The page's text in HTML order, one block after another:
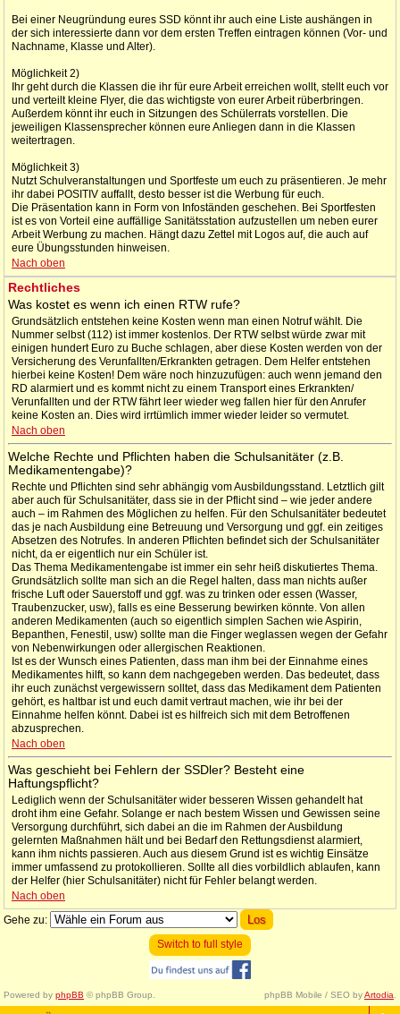
Bei einer Neugründung eures SSD könnt ihr auch eine Liste aushängen in
der sich interessierte dann vor dem ersten Treffen eintragen können (Vor- und
Nachname, Klasse und Alter).
Möglichkeit 2)
Ihr geht durch die Klassen die ihr für eure Arbeit erreichen wollt, stellt euch vor
und verteilt kleine Flyer, die das wichtigste von eurer Arbeit rüberbringen.
Außerdem könnt ihr euch in Sitzungen des Schülerrats vorstellen. Die
jeweiligen Klassensprecher können eure Anliegen dann in die Klassen
weitertragen.
Möglichkeit 3)
Nutzt Schulveranstaltungen und Sportfeste um euch zu präsentieren. Je mehr
ihr dabei POSITIV auffallt, desto besser ist die Werbung für euch.
Die Präsentation kann in Form von Infoständen geschehen. Bei Sportfesten
ist es von Vorteil eine auffällige Sanitätsstation aufzustellen um neben eurer
Arbeit Werbung zu machen. Hängt dazu Zettel mit Logos auf, die auch auf
eure Übungsstunden hinweisen.
Nach oben
Rechtliches
Was kostet es wenn ich einen RTW rufe?
Grundsätzlich entstehen keine Kosten wenn man einen Notruf wählt. Die
Nummer selbst (112) ist immer kostenlos. Der RTW selbst würde zwar mit
einigen hundert Euro zu Buche schlagen, aber diese Kosten werden von der
Versicherung des Verunfallten/Erkrankten getragen. Dem Helfer entstehen
hierbei keine Kosten! Dem wäre noch hinzuzufügen: auch wenn jemand den
RD alarmiert und es kommt nicht zu einem Transport eines Erkrankten/
Verunfallten und der RTW fährt leer wieder weg fallen hier für den Anrufer
keine Kosten an. Dies wird irrtümlich immer wieder leider so vermutet.
Nach oben
Welche Rechte und Pflichten haben die Schulsanitäter (z.B.
Medikamentengabe)?
Rechte und Pflichten sind sehr abhängig vom Ausbildungsstand. Letztlich gilt
aber auch für Schulsanitäter, dass sie in der Pflicht sind – wie jeder andere
auch – im Rahmen des Möglichen zu helfen. Für den Schulsanitäter bedeutet
das je nach Ausbildung eine Betreuung und Versorgung und ggf. ein zeitiges
Absetzen des Notrufes. In anderen Pflichten befindet sich der Schulsanitäter
nicht, da er eigentlich nur ein Schüler ist.
Das Thema Medikamentengabe ist immer ein sehr heiß diskutiertes Thema.
Grundsätzlich sollte man sich an die Regel halten, dass man nichts außer
frische Luft oder Sauerstoff und ggf. was zu trinken oder essen (Wasser,
Traubenzucker, usw), falls es eine Besserung bewirken könnte. Von allen
anderen Medikamenten (auch so eigentlich simplen Sachen wie Aspirin,
Bepanthen, Fenestil, usw) sollte man die Finger weglassen wegen der Gefahr
von Nebenwirkungen oder allergischen Reaktionen.
Ist es der Wunsch eines Patienten, dass man ihm bei der Einnahme eines
Medikamentes hilft, so kann dem nachgegeben werden. Das bedeutet, dass
ihr euch zunächst vergewissern solltet, dass das Medikament dem Patienten
gehört, es haltbar ist und euch damit vertraut machen, wie ihr bei der
Einnahme helfen könnt. Dabei ist es hilfreich sich mit dem Betroffenen
abzusprechen.
Nach oben
Was geschieht bei Fehlern der SSDler? Besteht eine
Haftungspflicht?
Lediglich wenn der Schulsanitäter wider besseren Wissen gehandelt hat
droht ihm eine Gefahr. Solange er nach bestem Wissen und Gewissen seine
Versorgung durchführt, sich dabei an die im Rahmen der Ausbildung
gelernten Maßnahmen hält und bei Bedarf den Rettungsdienst alarmiert,
kann ihm nichts passieren. Auch aus diesem Grund ist es wichtig Einsätze
immer umfassend zu protokollieren. Sollte all dies vorbildlich ablaufen, kann
der Helfer (hier Schulsanitäter) nicht für Fehler belangt werden.
Nach oben
Gehe zu:
Switch to full style
Powered by phpBB © phpBB Group. phpBB Mobile / SEO byArtodia